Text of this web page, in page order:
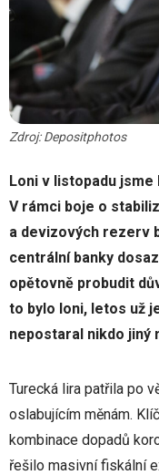
Zdroj: Depositphotos
Loni v listopadu jsme
V rámci boje o
a devizových rezerv
centrální banky
opětovně probudit
to bylo loni, letos už
nepostaral nikdo jiný
Turecká lira patřila po
oslabujícím měnám.
kombinace dopadů
řešilo masivní fiskální